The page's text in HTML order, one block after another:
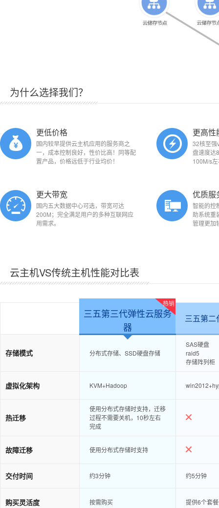
为什么选择我们？
更低价格
国内较早提供云主机应用的服务商之
一，成本控制良好，性价比高！同等配
置产品，价格远低于行业均价！
更高性
32核至强
盘速度达
100M/s
更大带宽
国内五大数据中心可选，带宽可达
200M；完全满足用户的多种互联网应
用需求。
优质服
智能的控
助系统重
管理更加
云主机VS传统主机性能对比表
三五第三代弹性云服务
器
热销
三五第二
存储模式 分布式存储、SSD硬盘存储
SAS硬盘
raid5
存储阵列柜
虚拟化架构 KVM+Hadoop
热迁移
使用分布式存储时支持，迁移
过程不需要关机，10秒左右
完成
故障迁移 使用分布式存储时支持
交付时间 约3分钟 约5分钟
购买灵活度 按需购买 提供6个套